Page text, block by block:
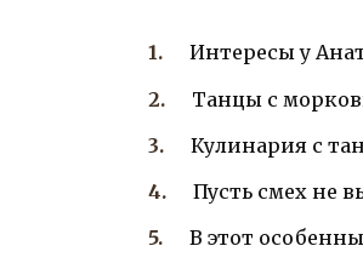
Интересы у
Танцы с
Кулинария с
Пусть смех не
В этот